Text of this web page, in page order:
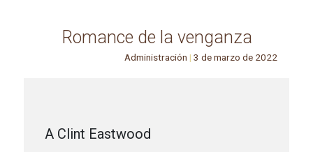
Romance de la venganza
Administración | 3 de marzo de 2022